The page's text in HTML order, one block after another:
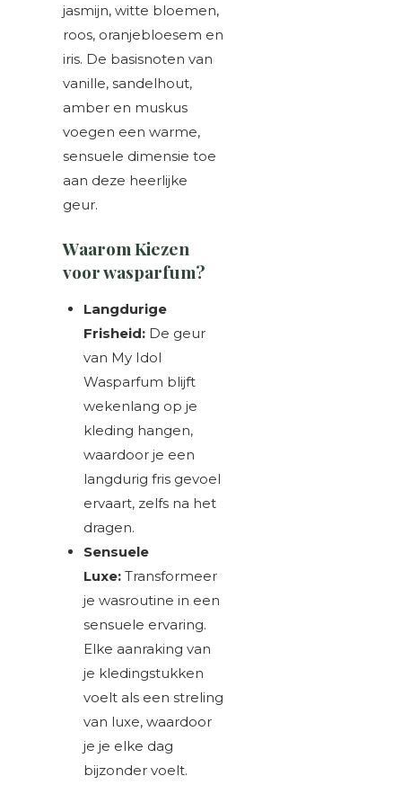
jasmijn, witte bloemen,
roos, oranjebloesem en
iris. De basisnoten van
vanille, sandelhout,
amber en muskus
voegen een warme,
sensuele dimensie toe
aan deze heerlijke
geur.
Waarom Kiezen
voor wasparfum?
Langdurige
Frisheid: De geur
van My Idol
Wasparfum blijft
wekenlang op je
kleding hangen,
waardoor je een
langdurig fris gevoel
ervaart, zelfs na het
dragen.
Sensuele
Luxe: Transformeer
je wasroutine in een
sensuele ervaring.
Elke aanraking van
je kledingstukken
voelt als een streling
van luxe, waardoor
je je elke dag
bijzonder voelt.